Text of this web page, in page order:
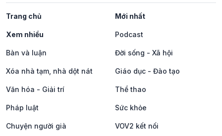
Trang chủ Mới nhất
Xem nhiều Podcast
Bàn và luận Đời sống - Xã hội
Xóa nhà tạm, nhà dột nát Giáo dục - Đào tạo
Văn hóa - Giải trí Thể thao
Pháp luật Sức khỏe
Chuyện người già VOV2 kết nối